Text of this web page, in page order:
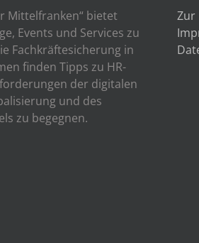
Mittelfranken“ bietet
Events und Services zu
Fachkräftesicherung in
finden Tipps zu HR-
der digitalen
und des
zu begegnen.
Zur